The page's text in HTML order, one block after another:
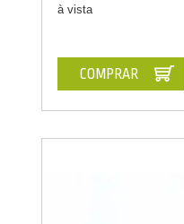
à vista
COMPRAR